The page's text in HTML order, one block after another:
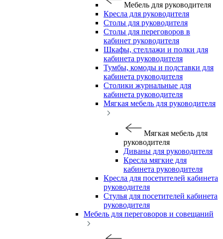
Мебель для руководителя
Кресла для руководителя
Столы для руководителя
Столы для переговоров в
кабинет руководителя
Шкафы, стеллажи и полки для
кабинета руководителя
Тумбы, комоды и подставки для
кабинета руководителя
Столики журнальные для
кабинета руководителя
Мягкая мебель для руководителя
Мягкая мебель для
руководителя
Диваны для руководителя
Кресла мягкие для
кабинета руководителя
Кресла для посетителей кабинета
руководителя
Стулья для посетителей кабинета
руководителя
Мебель для переговоров и совещаний